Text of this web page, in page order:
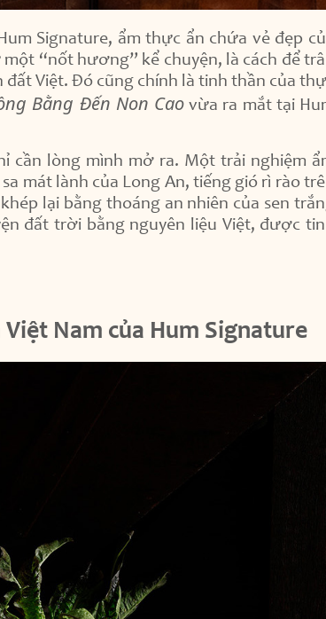
Signature, ẩm thực ẩn chứa vẻ đẹp
“nốt hương” kể chuyện, là cách để
Việt. Đó cũng chính là tinh thần của
Bằng Đến Non Cao vừa ra mắt tại
cần lòng mình mở ra. Một trải nghiệm
mát lành của Long An, tiếng gió rì rào
lại bằng thoáng an nhiên của sen
đất trời bằng nguyên liệu Việt, được
Nam của Hum Signature